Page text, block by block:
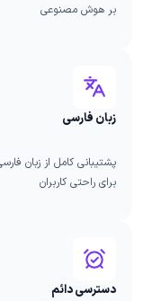
بر هوش مصنوعی
زبان فارسی
پشتیبانی کامل از زبان
برای راحتی کاربران
دسترسی دائم